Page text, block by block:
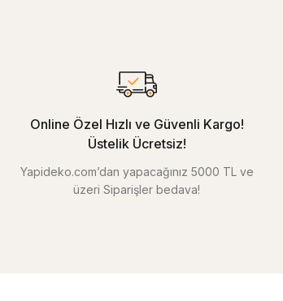
Online Özel Hızlı ve Güvenli Kargo!
Üstelik Ücretsiz!
Yapideko.com’dan yapacağınız 5000 TL ve
üzeri Siparişler bedava!